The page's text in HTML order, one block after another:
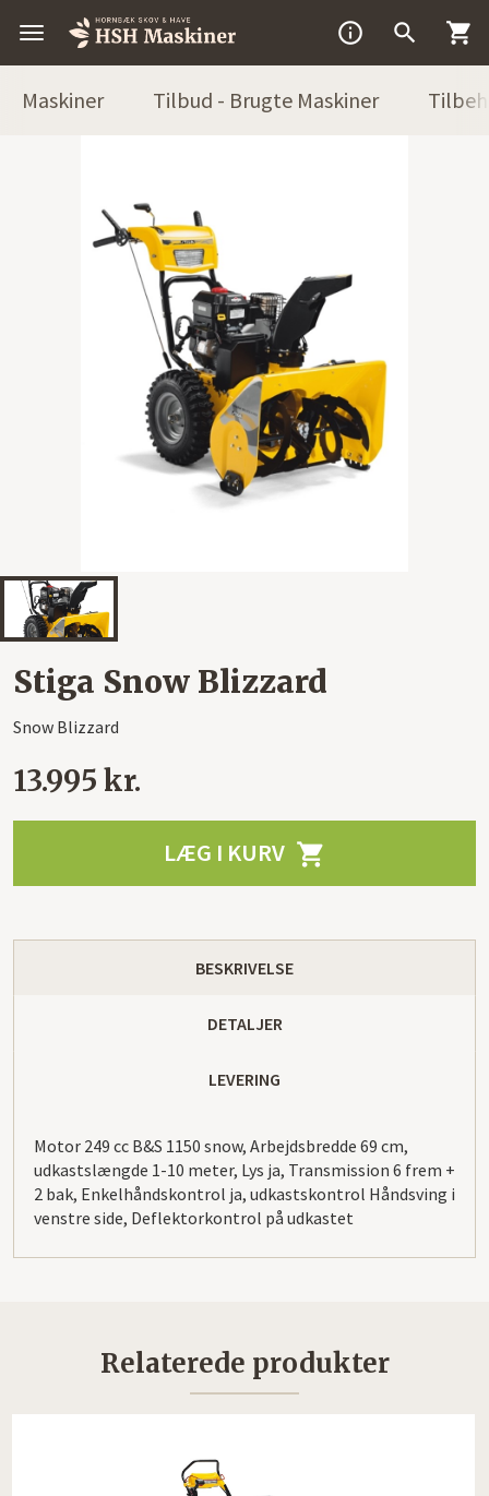
  
Maskiner Tilbud - Brugte Maskiner
Stiga Snow Blizzard
Snow Blizzard
13.995 kr.
LÆG I KURV 
BESKRIVELSE
DETALJER
LEVERING
Motor 249 cc B&S 1150 snow, Arbejdsbredde 69 cm,
udkastslængde 1-10 meter, Lys ja, Transmission 6 frem +
2 bak, Enkelhåndskontrol ja, udkastskontrol Håndsving i
venstre side, Deflektorkontrol på udkastet
Relaterede produkter